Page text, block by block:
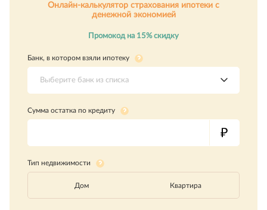
Онлайн-калькулятор страхования ипотеки с
денежной экономией
Промокод на 15% скидку
Банк, в котором взяли ипотеку
Выберите банк из списка
Сумма остатка по кредиту
Тип недвижимости
Дом Квартира